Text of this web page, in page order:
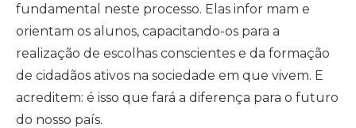
fundamental neste processo. Elas infor mam e
orientam os alunos, capacitando-os para a
realização de escolhas conscientes e da formação
de cidadãos ativos na sociedade em que vivem. E
acreditem: é isso que fará a diferença para o futuro
do nosso país.